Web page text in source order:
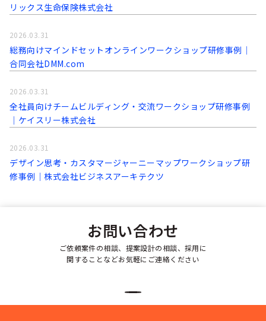
リックス生命保険株式会社
総務向けマインドセットオンラインワークショップ研修事例│
合同会社DMM.com
2026.03.31
全社員向けチームビルディング・交流ワークショップ研修事例
│ケイスリー株式会社
2026.03.31
デザイン思考・カスタマージャーニーマップワークショップ研
修事例│株式会社ビジネスアーキテクツ
2026.03.31
お問い合わせ
ご依頼案件の相談、提案設計の相談、採用に
関することなどお気軽にご連絡ください